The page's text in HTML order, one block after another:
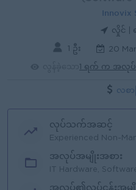
Innovix
လှိုင် |
1 ဦး 20
1 ရက် က အလုပ်
လစ
လုပ်သက်အဆင့်
Experienced Non-
အလုပ်အမျိုးအစား
IT Hardware,
အလုပ်၏လုပ်ငန်းအမျို